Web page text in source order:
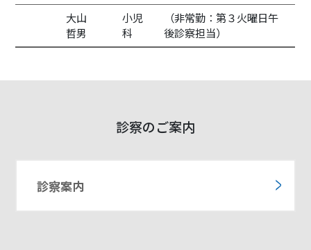
大山
哲男
小児
科
（非常勤：第３火曜日午
後診察担当）
診察のご案内
診察案内